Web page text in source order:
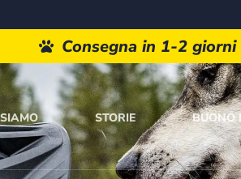
Consegna in 1-2
Paga a rate con
STORIE BUONO